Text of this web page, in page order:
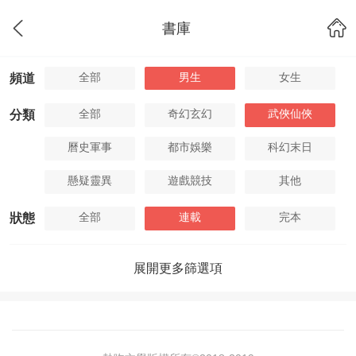
書庫
頻道 全部 男生 女生
分類 全部 奇幻玄幻 武俠仙俠
曆史軍事 都市娛樂 科幻末日
懸疑靈異 遊戲競技 其他
狀態 全部 連載 完本
展開更多篩選項